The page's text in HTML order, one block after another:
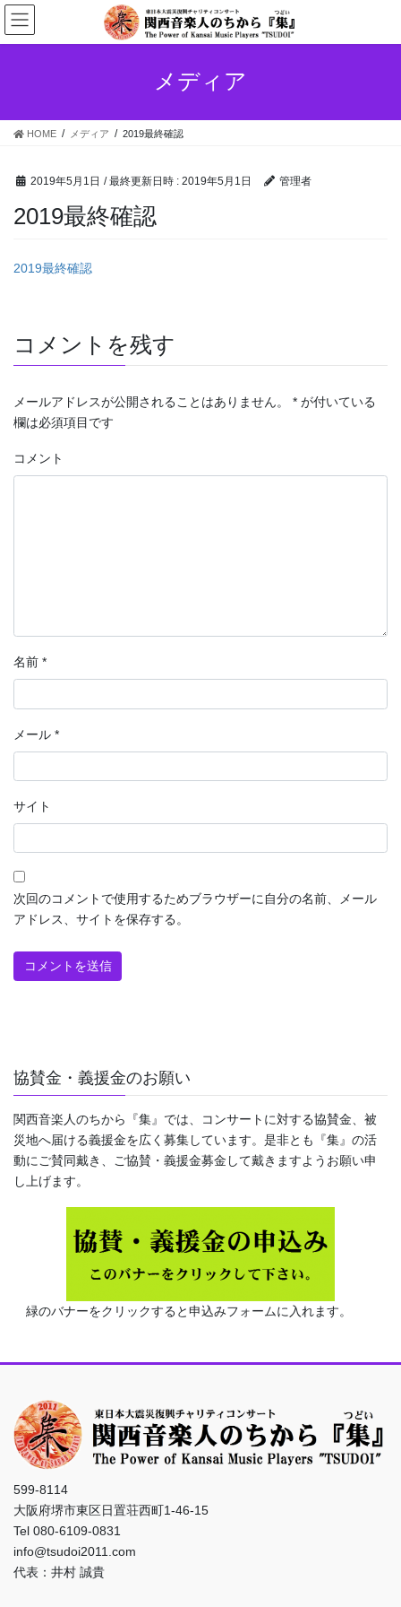
コ
ン
テ
ス
ナ
ビ
ゲ
ン
メディア
HOME メディア 2019最終確認
2019年5月1日 / 最終更新日時 : 2019年5月1日 管理者
2019最終確認
2019最終確認
コメントを残す
メールアドレスが公開されることはありません。 * が付いている
欄は必須項目です
コメント
名前 *
メール *
サイト
次回のコメントで使用するためブラウザーに自分の名前、メール
アドレス、サイトを保存する。
協賛金・義援金のお願い
関西音楽人のちから『集』では、コンサートに対する協賛金、被
災地へ届ける義援金を広く募集しています。是非とも『集』の活
動にご賛同戴き、ご協賛・義援金募金して戴きますようお願い申
し上げます。
緑のバナーをクリックすると申込みフォームに入れます。
599-8114
大阪府堺市東区日置荘西町1-46-15
Tel 080-6109-0831
info@tsudoi2011.com
代表：井村 誠貴